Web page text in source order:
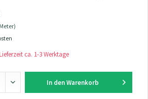
ca. 1-3 Werktage
In den Warenkorb